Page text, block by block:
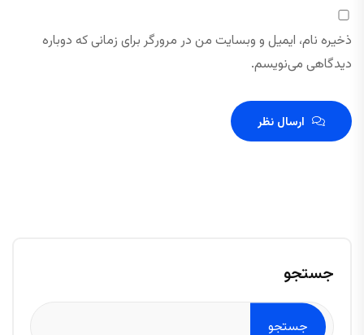
ذخیره نام، ایمیل و وبسایت من در مرورگر برای زمانی که دوباره
دیدگاهی می‌نویسم.
ارسال نظر
جستجو
جستجو